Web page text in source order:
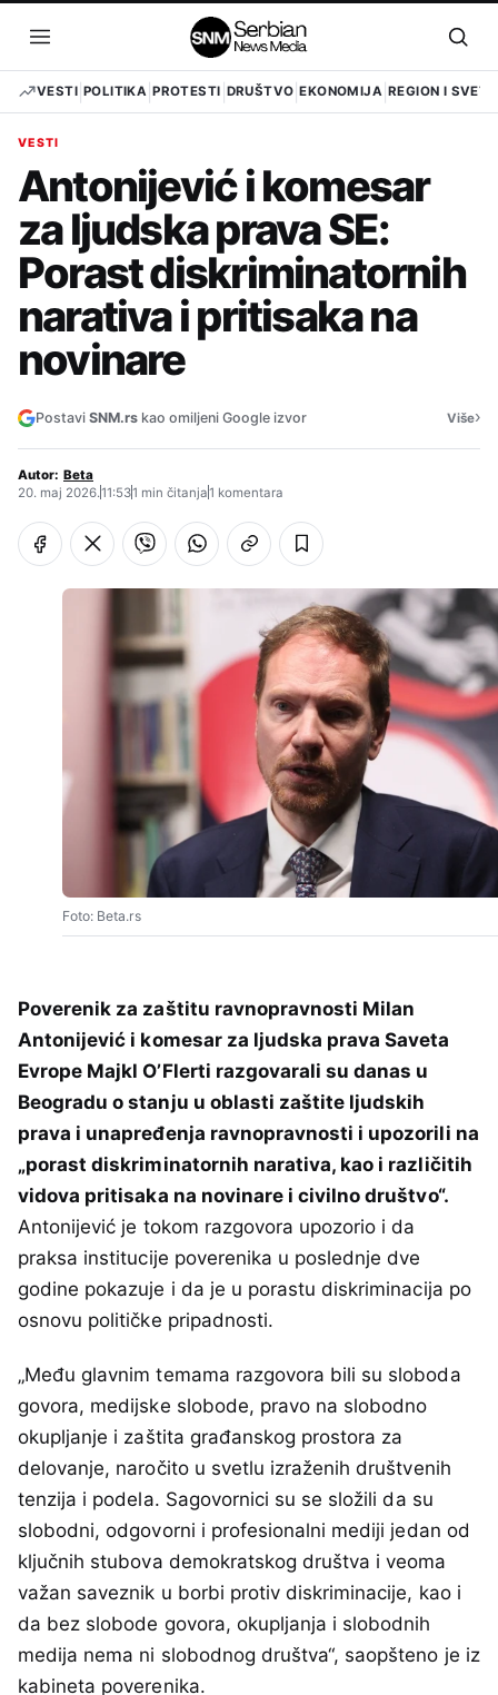
sadržaj
Otvori
meni
VESTI POLITIKA PROTESTI DRUŠTVO EKONOMIJA REGION I SVET
VESTI
Antonijević i komesar
za ljudska prava SE:
Porast diskriminatornih
narativa i pritisaka na
novinare
Postavi SNM.rs kao omiljeni Google izvor Više›
Autor: Beta
20. maj 2026.11:531 min čitanja1 komentara
Foto: Beta.rs
Poverenik za zaštitu ravnopravnosti Milan
Antonijević i komesar za ljudska prava Saveta
Evrope Majkl O’Flerti razgovarali su danas u
Beogradu o stanju u oblasti zaštite ljudskih
prava i unapređenja ravnopravnosti i upozorili na
„porast diskriminatornih narativa, kao i različitih
vidova pritisaka na novinare i civilno društvo“.
Antonijević je tokom razgovora upozorio i da
praksa institucije poverenika u poslednje dve
godine pokazuje i da je u porastu diskriminacija po
osnovu političke pripadnosti.
„Među glavnim temama razgovora bili su sloboda
govora, medijske slobode, pravo na slobodno
okupljanje i zaštita građanskog prostora za
delovanje, naročito u svetlu izraženih društvenih
tenzija i podela. Sagovornici su se složili da su
slobodni, odgovorni i profesionalni mediji jedan od
ključnih stubova demokratskog društva i veoma
važan saveznik u borbi protiv diskriminacije, kao i
da bez slobode govora, okupljanja i slobodnih
medija nema ni slobodnog društva“, saopšteno je iz
kabineta poverenika.